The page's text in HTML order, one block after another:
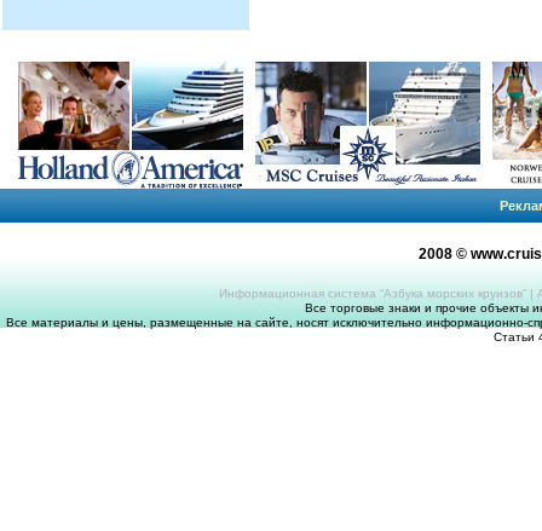
2008 ©
Информационная система “Азбука морских круизов” |
Все торговые знаки и прочие объекты
Все материалы и цены, размещенные на сайте, носят исключительно информационно-
Статьи